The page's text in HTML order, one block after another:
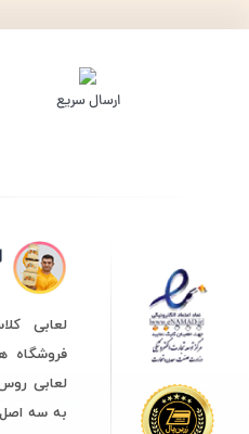
ارسال سریع
لعابی
فروشگاه
لعابی
به سه